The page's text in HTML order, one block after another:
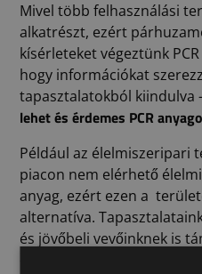
Mivel több felhasználási
alkatrészt, ezért
kísérleteket végeztünk
hogy információkat
tapasztalatokból kiindulva
lehet és érdemes PCR
Például az élelmiszeripari
piacon nem elérhető
anyag, ezért ezen a
alternatíva.
és jövőbeli vevőinknek is